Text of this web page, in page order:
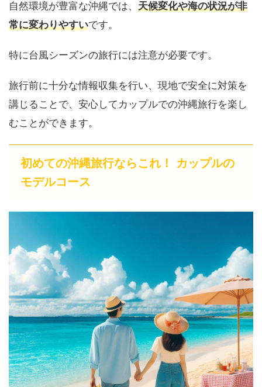
自然環境が豊富な沖縄では、 天候変化や海の状況が非
常に変わりやすいです。
特に台風シーズンの旅行には注意が必要です。
旅行前に十分な情報収集を行い、現地で安全に対策を
講じることで、安心してカップルでの沖縄旅行を楽し
むことができます。
初めての沖縄旅行ならこれ！ カップルの
モデルコース